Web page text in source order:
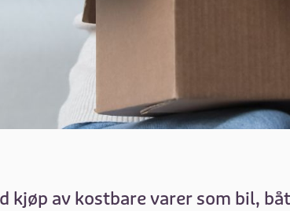
kjøp av kostbare varer som bil,